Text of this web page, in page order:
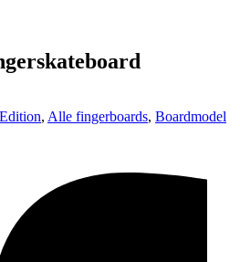
, Alle fingerboards, Boardmodel